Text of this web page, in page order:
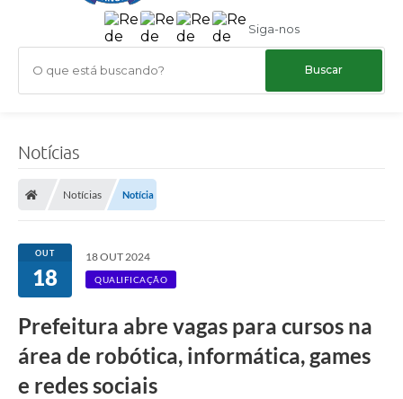
Siga-nos
O que está buscando?
Notícias
Notícias Notícia
OUT
18
18 OUT 2024
QUALIFICAÇÃO
Prefeitura abre vagas para cursos na
área de robótica, informática, games
e redes sociais